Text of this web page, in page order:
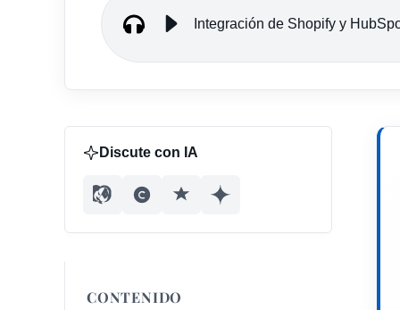
Integración de Shopify y
Discute con IA
CONTENIDO